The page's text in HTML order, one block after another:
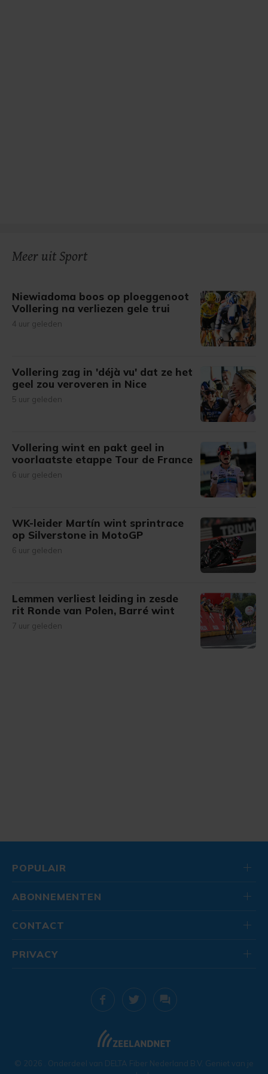
Meer uit Sport
Niewiadoma boos op ploeggenoot
Vollering na verliezen gele trui
4 uur geleden
Vollering zag in 'déjà vu' dat ze het
geel zou veroveren in Nice
5 uur geleden
Vollering wint en pakt geel in
voorlaatste etappe Tour de France
6 uur geleden
WK-leider Martín wint sprintrace
op Silverstone in MotoGP
6 uur geleden
Lemmen verliest leiding in zesde
rit Ronde van Polen, Barré wint
7 uur geleden
POPULAIR
ABONNEMENTEN
CONTACT
© 2026 . Onderdeel van DELTA Fiber Nederland B.V. Geniet van je
PRIVACY